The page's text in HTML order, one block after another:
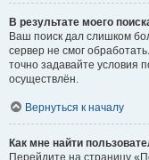
В результате моего
Ваш поиск дал слишком
сервер не смог
точно задавайте условия
осуществлён.
Вернуться к началу
Как мне найти
Перейдите на страницу